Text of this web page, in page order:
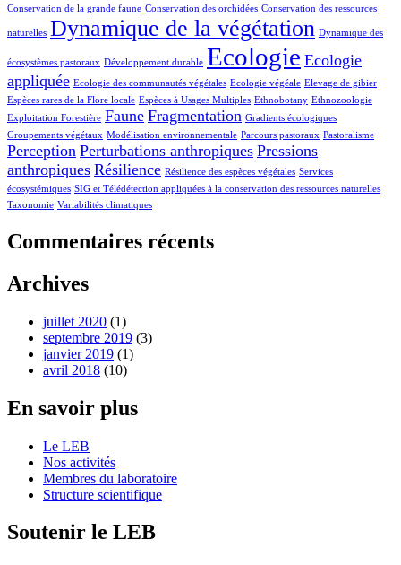
Conservation de la grande faune Conservation des orchidées Conservation des ressources
naturelles Dynamique de la végétation Dynamique des
écosystèmes pastoraux Développement durable Ecologie Ecologie
appliquée Ecologie des communautés végétales Ecologie végéale Elevage de gibier
Espèces rares de la Flore locale Espèces à Usages Multiples Ethnobotany Ethnozoologie
Exploitation Forestière Faune Fragmentation Gradients écologiques
Groupements végétaux Modélisation environnementale Parcours pastoraux Pastoralisme
Perception Perturbations anthropiques Pressions
anthropiques Résilience Résilience des espèces végétales Services
écosystémiques SIG et Télédétection appliquées à la conservation des ressources naturelles
Taxonomie Variabilités climatiques
Commentaires récents
Archives
juillet 2020 (1)
septembre 2019 (3)
janvier 2019 (1)
avril 2018 (10)
En savoir plus
Le LEB
Nos activités
Membres du laboratoire
Structure scientifique
Soutenir le LEB